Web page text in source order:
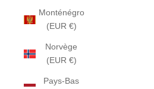
Monténégro
(EUR €)
Norvège
(EUR €)
Pays-Bas